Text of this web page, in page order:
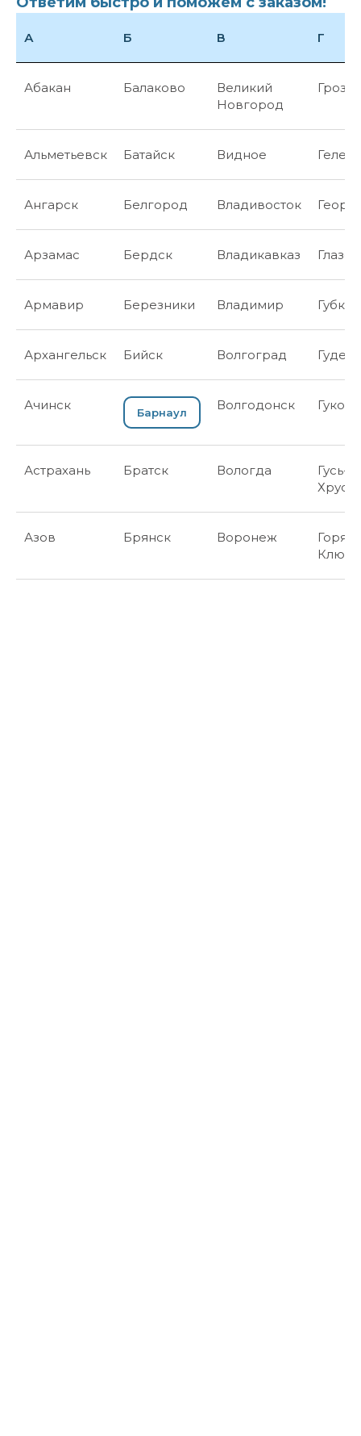
А Б В Г
Абакан Балаково
Великий
Новгород
Альметьевск Батайск Видное
Ангарск Белгород Владивосток
Арзамас Бердск Владикавказ Глазов
Армавир Березники Владимир Губкин
Архангельск Бийск Волгоград
Ачинск Барнаул Волгодонск Гуково
Астрахань Братск Вологда
Гусь-
Азов Брянск Воронеж
Ключ